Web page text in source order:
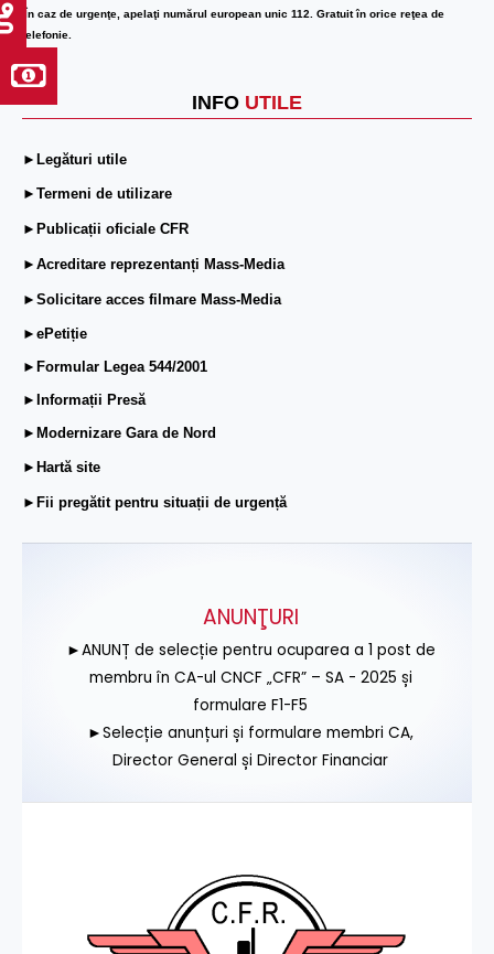
În caz de urgenţe, apelaţi numărul european unic 112. Gratuit în orice reţea de
telefonie.
INFO UTILE
►Legături utile
►Termeni de utilizare
►Publicații oficiale CFR
►Acreditare reprezentanți Mass-Media
►Solicitare acces filmare Mass-Media
►ePetiție
►Formular Legea 544/2001
►Informații Presă
►Modernizare Gara de Nord
►Hartă site
►Fii pregătit pentru situații de urgență
ANUNŢURI
►ANUNȚ de selecție pentru ocuparea a 1 post de
membru în CA-ul CNCF „CFR” – SA - 2025 și
formulare F1-F5
►Selecție anunțuri și formulare membri CA,
Director General și Director Financiar